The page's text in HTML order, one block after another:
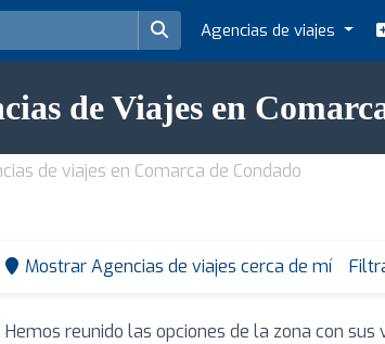
Agencias de viajes
de Viajes en
de viajes en Comarca de Condado
Mostrar Agencias de viajes cerca de mí
Hemos reunido las opciones de la zona con